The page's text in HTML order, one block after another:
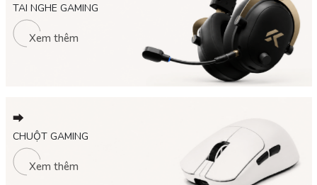
⮕
CHUỘT GAMING
Xem thêm
TAI NGHE GAMING
Xem thêm